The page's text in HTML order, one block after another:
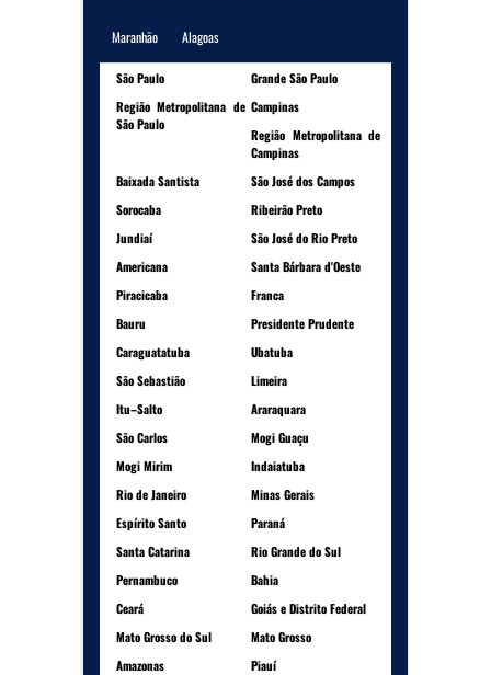
Maranhão Alagoas
São Paulo
Grande São Paulo
Região Metropolitana de
São Paulo
Campinas
Região Metropolitana de
Campinas
Baixada Santista
São José dos Campos
Sorocaba
Ribeirão Preto
Jundiaí
São José do Rio Preto
Americana
Santa Bárbara d'Oeste
Piracicaba
Franca
Bauru
Presidente Prudente
Caraguatatuba
Ubatuba
São Sebastião
Limeira
Itu–Salto
Araraquara
São Carlos
Mogi Guaçu
Mogi Mirim
Indaiatuba
Rio de Janeiro
Minas Gerais
Espírito Santo
Paraná
Santa Catarina
Rio Grande do Sul
Pernambuco
Bahia
Ceará
Goiás e Distrito Federal
Mato Grosso do Sul
Mato Grosso
Amazonas
Piauí